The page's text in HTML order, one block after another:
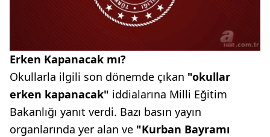
Erken Kapanacak mı?
Okullarla ilgili son dönemde çıkan "okullar
erken kapanacak" iddialarına Milli Eğitim
Bakanlığı yanıt verdi. Bazı basın yayın
organlarında yer alan ve "Kurban Bayramı